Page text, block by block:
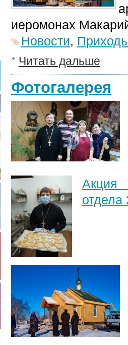
иеромонах
Новости,
Читать дальше
Фотогалерея
Акция
отдела